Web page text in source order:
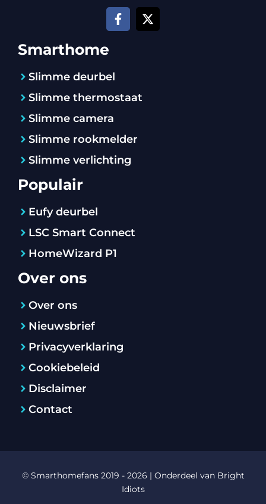
Smarthome
Slimme deurbel
Slimme thermostaat
Slimme camera
Slimme rookmelder
Slimme verlichting
Populair
Eufy deurbel
LSC Smart Connect
HomeWizard P1
Over ons
Over ons
Nieuwsbrief
Privacyverklaring
Cookiebeleid
Disclaimer
Contact
© Smarthomefans 2019 - 2026 | Onderdeel van Bright
Idiots